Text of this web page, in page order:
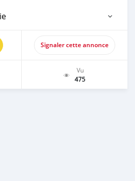
Signaler cette annonce
Vu
475